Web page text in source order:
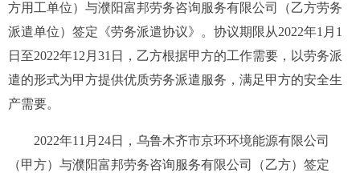
方用工单位）与濮阳富邦劳务咨询服务有限公司（乙方劳务
派遣单位）签定《劳务派遣协议》。协议期限从2022年1月1
日至2022年12月31日，乙方根据甲方的工作需要，以劳务派
遣的形式为甲方提供优质劳务派遣服务，满足甲方的安全生
产需要。
2022年11月24日，乌鲁木齐市京环环境能源有限公司
（甲方）与濮阳富邦劳务咨询服务有限公司（乙方）签定